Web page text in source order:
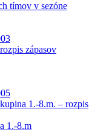
tímov v sezóne
zápasov
1.-8.m. – rozpis
1.-8.m